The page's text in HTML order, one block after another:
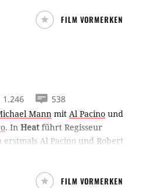
Mittelerde mit seiner Armee
FILM VORMERKEN
1.246
538
Mann mit Al Pacino und
. In Heat führt Regisseur
erstmals Al Pacino und Robert
in ihren Jobs. Sie stehen
Seiten des Gesetzes.
FILM VORMERKEN